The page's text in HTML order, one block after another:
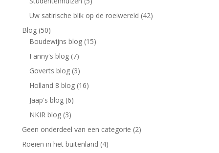
Uw satirische blik op de roeiwereld (42)
Blog(50)
Boudewijns blog(15)
Fanny's blog(7)
Goverts blog(3)
Holland 8 blog(16)
Jaap's blog(6)
NKIR blog(3)
Geen onderdeel van een categorie (2)
Roeien in het buitenland (4)